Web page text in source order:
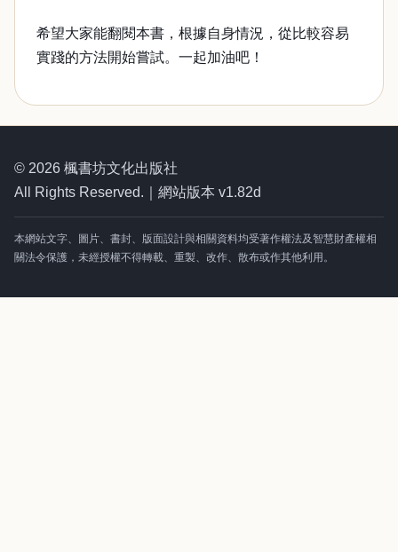
希望大家能翻閱本書，根據自身情況，從比較容易
實踐的方法開始嘗試。一起加油吧！
© 2026 楓書坊文化出版社
All Rights Reserved.｜網站版本 v1.82d
本網站文字、圖片、書封、版面設計與相關資料均受著作權法及智慧財產權相
關法令保護，未經授權不得轉載、重製、改作、散布或作其他利用。